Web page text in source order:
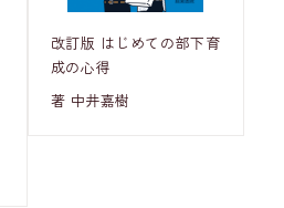
改訂版 はじめての部下育
成の心得
著 中井嘉樹